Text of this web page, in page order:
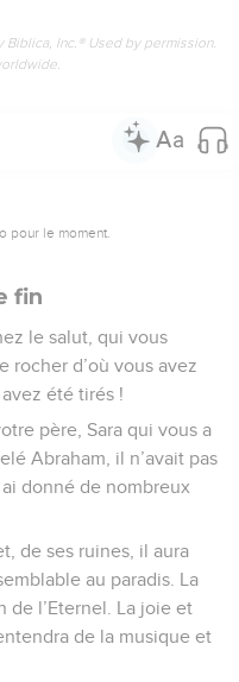
Biblica, Inc.® Used by permission.
pour le moment.
fin
le salut, qui vous
rocher d’où vous avez
été tirés !
père, Sara qui vous a
Abraham, il n’avait pas
donné de nombreux
de ses ruines, il aura
au paradis. La
de l’Eternel. La joie et
de la musique et